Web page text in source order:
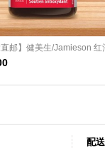
直邮】健美生/Jamieson 红
籽浓缩复合胶囊
配